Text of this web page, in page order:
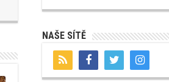
NAŠE SÍTĚ